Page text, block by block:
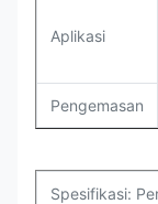
Aplikasi
Pengemasan
Spesifikasi: